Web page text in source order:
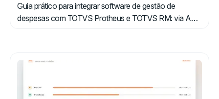
Guia prático para integrar software de gestão de
despesas com TOTVS Protheus e TOTVS RM: via API